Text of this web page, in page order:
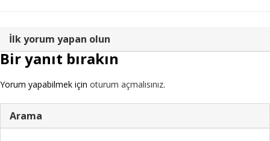
İlk yorum yapan olun
Bir yanıt bırakın
Yorum yapabilmek için oturum açmalısınız.
Arama